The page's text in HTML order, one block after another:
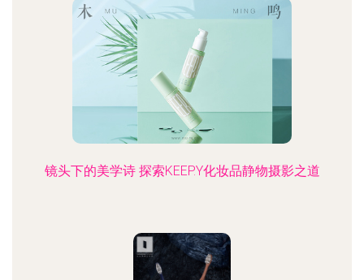
镜头下的美学诗 探索KEEP.Y化妆品静物摄影之道